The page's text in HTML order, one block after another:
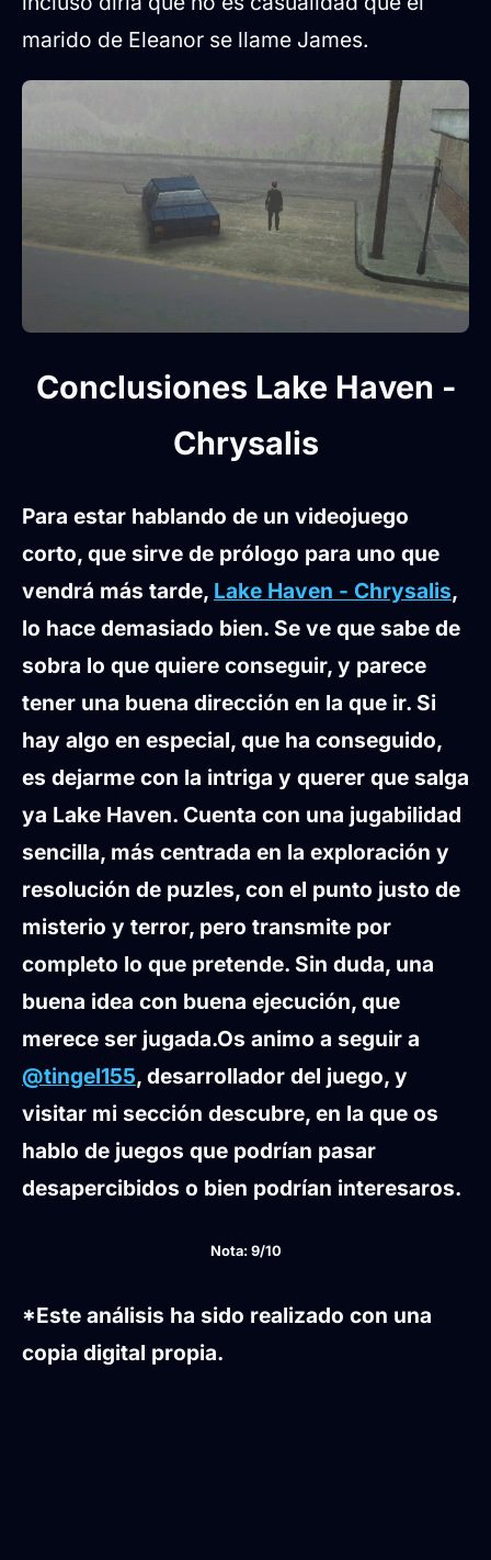
marido de Eleanor se llame James.
Conclusiones Lake Haven -
Chrysalis
Para estar hablando de un videojuego
corto, que sirve de prólogo para uno que
vendrá más tarde, Lake Haven - Chrysalis,
lo hace demasiado bien. Se ve que sabe de
sobra lo que quiere conseguir, y parece
tener una buena dirección en la que ir. Si
hay algo en especial, que ha conseguido,
es dejarme con la intriga y querer que salga
ya Lake Haven. Cuenta con una jugabilidad
sencilla, más centrada en la exploración y
resolución de puzles, con el punto justo de
misterio y terror, pero transmite por
completo lo que pretende. Sin duda, una
buena idea con buena ejecución, que
merece ser jugada.Os animo a seguir a
@tingel155, desarrollador del juego, y
visitar mi sección descubre, en la que os
hablo de juegos que podrían pasar
desapercibidos o bien podrían interesaros.
Nota: 9/10
*Este análisis ha sido realizado con una
copia digital propia.